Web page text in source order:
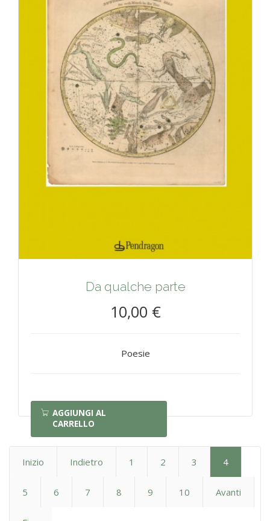
Da qualche parte
10,00 €
Poesie
AGGIUNGI AL
CARRELLO
Inizio Indietro 1 2 3 4
5 6 7 8 9 10 Avanti